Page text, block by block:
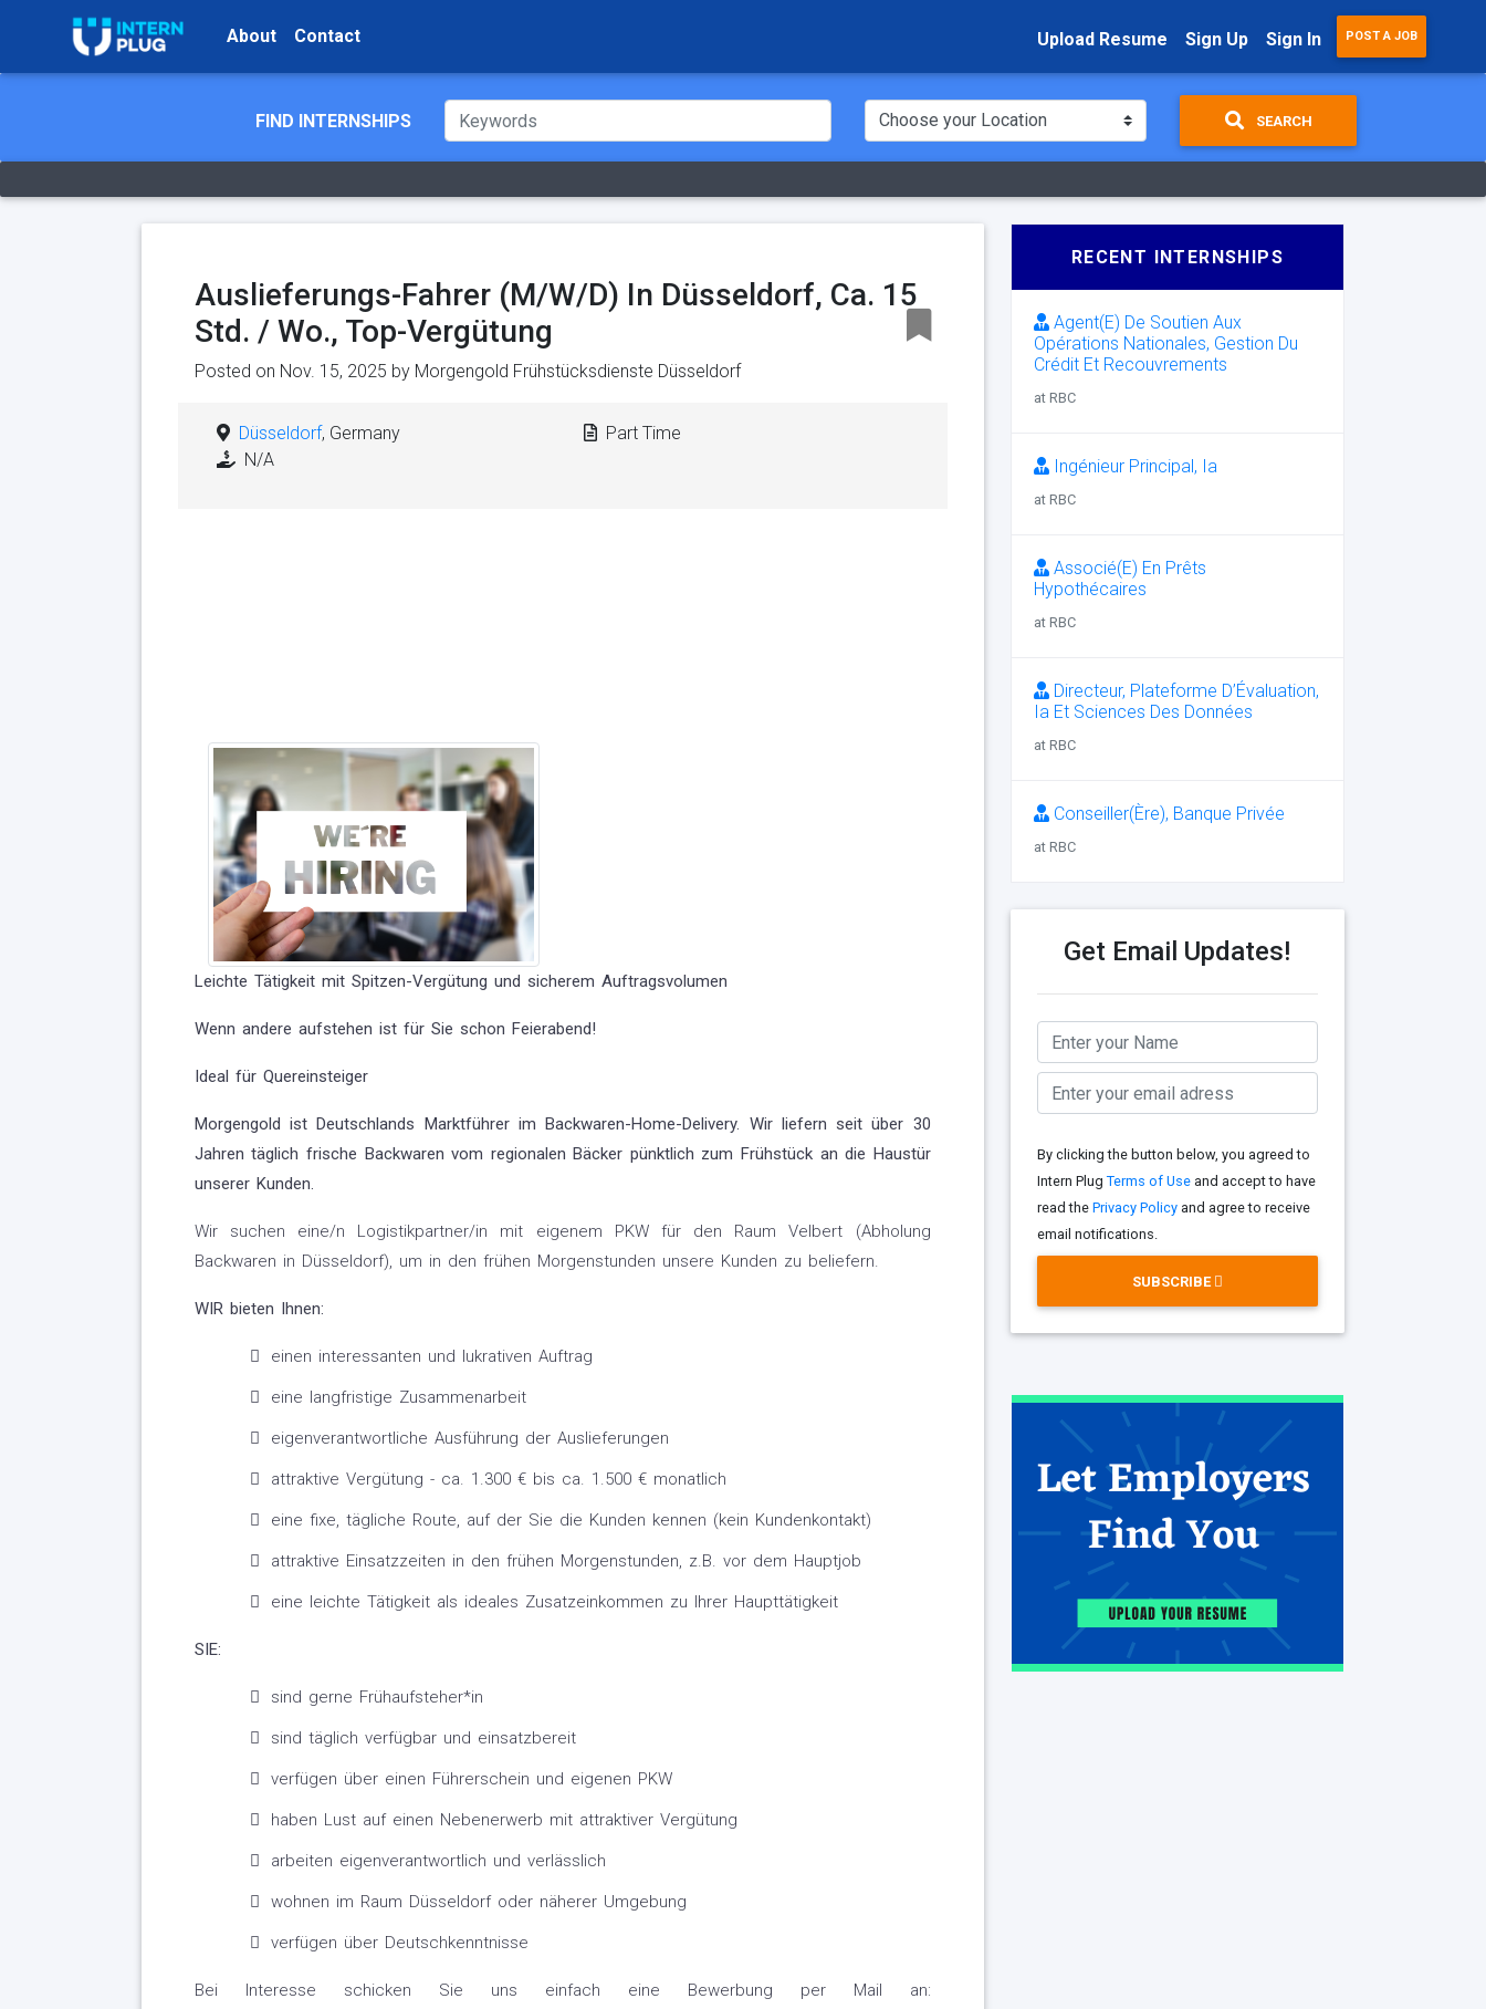
About Contact Upload Resume Sign Up Sign In POST A JOB
FIND INTERNSHIPS SEARCH
Auslieferungs-Fahrer (M/W/D) In Düsseldorf, Ca. 15
Std. / Wo., Top-Vergütung
Posted on Nov. 15, 2025 by Morgengold Frühstücksdienste Düsseldorf
Düsseldorf, Germany
N/A
Part Time
Leichte Tätigkeit mit Spitzen-Vergütung und sicherem Auftragsvolumen
Wenn andere aufstehen ist für Sie schon Feierabend!
Ideal für Quereinsteiger
Morgengold ist Deutschlands Marktführer im Backwaren-Home-Delivery. Wir liefern seit über 30
Jahren täglich frische Backwaren vom regionalen Bäcker pünktlich zum Frühstück an die Haustür
unserer Kunden.
Wir suchen eine/n Logistikpartner/in mit eigenem PKW für den Raum Velbert (Abholung
Backwaren in Düsseldorf), um in den frühen Morgenstunden unsere Kunden zu beliefern.
WIR bieten Ihnen:
einen interessanten und lukrativen Auftrag
eine langfristige Zusammenarbeit
eigenverantwortliche Ausführung der Auslieferungen
attraktive Vergütung - ca. 1.300 € bis ca. 1.500 € monatlich
eine fixe, tägliche Route, auf der Sie die Kunden kennen (kein Kundenkontakt)
attraktive Einsatzzeiten in den frühen Morgenstunden, z.B. vor dem Hauptjob
eine leichte Tätigkeit als ideales Zusatzeinkommen zu Ihrer Haupttätigkeit
SIE:
sind gerne Frühaufsteher*in
sind täglich verfügbar und einsatzbereit
verfügen über einen Führerschein und eigenen PKW
haben Lust auf einen Nebenerwerb mit attraktiver Vergütung
arbeiten eigenverantwortlich und verlässlich
wohnen im Raum Düsseldorf oder näherer Umgebung
verfügen über Deutschkenntnisse
Bei Interesse schicken Sie uns einfach eine Bewerbung per Mail an:
RECENT INTERNSHIPS
Agent(E) De Soutien Aux
Opérations Nationales, Gestion Du
Crédit Et Recouvrements
at RBC
Ingénieur Principal, Ia
at RBC
Associé(E) En Prêts
Hypothécaires
at RBC
Directeur, Plateforme D’Évaluation,
Ia Et Sciences Des Données
at RBC
Conseiller(Ère), Banque Privée
at RBC
Get Email Updates!
By clicking the button below, you agreed to
Intern Plug Terms of Useand accept to have
read the Privacy Policyand agree to receive
email notifications.
SUBSCRIBE